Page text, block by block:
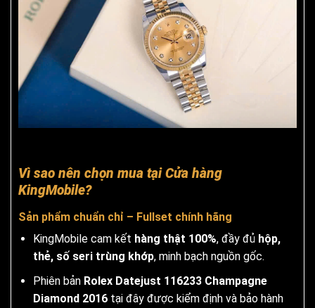
Vì sao nên chọn mua tại Cửa hàng
KingMobile?
Sản phẩm chuẩn chỉ – Fullset chính hãng
KingMobile cam kết hàng thật 100%, đầy đủ hộp,
thẻ, số seri trùng khớp, minh bạch nguồn gốc.
Phiên bản Rolex Datejust 116233 Champagne
Diamond 2016tại đây được kiểm định và bảo hành